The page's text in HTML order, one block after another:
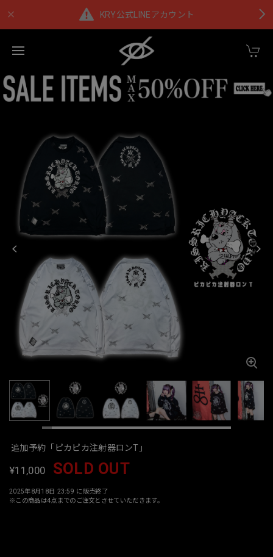
KRY公式LINEアカウント
追加予約「ピカピカ注射器ロンT」
¥11,000 SOLD OUT
2025年8月18日 23:59 に販売終了
※この商品は4点までのご注文とさせていただきます。